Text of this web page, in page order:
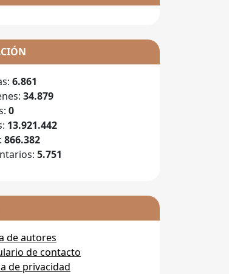
6.861
34.879
0
13.921.442
866.382
5.751
de autores
de contacto
de privacidad